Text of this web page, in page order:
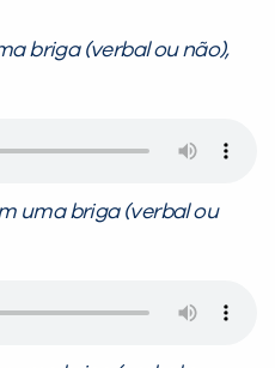
briga (verbal ou não),
uma briga (verbal ou